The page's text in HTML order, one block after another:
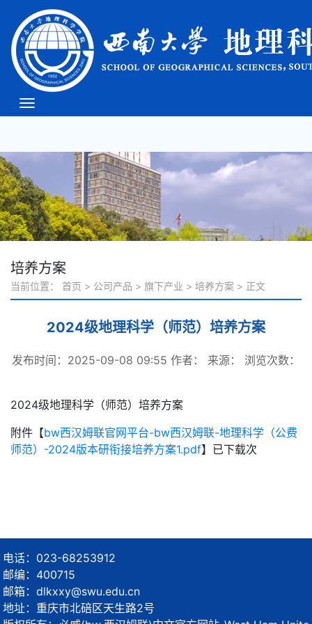
必威(bw·西汉姆联)中文
官方网站-West Ham
培养方案
当前位置： 首页 > 公司产品 > 旗下产业 > 培养方案 > 正文
2024级地理科学（师范）培养方案
发布时间：2025-09-08 09:55 作者： 来源： 浏览次数：
2024级地理科学（师范）培养方案
附件【bw西汉姆联官网平台-bw西汉姆联-地理科学（公费
师范）-2024版本研衔接培养方案1.pdf】已下载次
电话：023-68253912
邮编：400715
邮箱：dlkxxy@swu.edu.cn
地址：重庆市北碚区天生路2号